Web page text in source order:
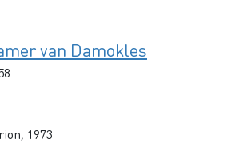
van Damokles
1973